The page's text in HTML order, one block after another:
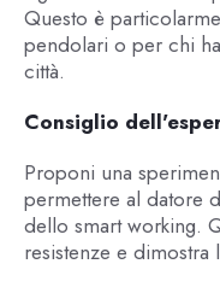
Questo è
pendolari o per chi
città.
Consiglio
Proponi una
permettere al datore
dello smart working.
resistenze e